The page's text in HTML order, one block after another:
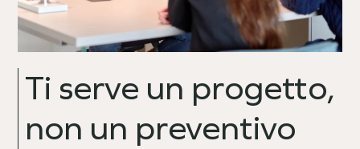
Ti serve un progetto,
non un preventivo